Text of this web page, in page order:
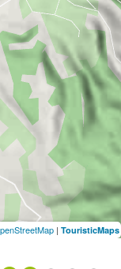
| TouristicMaps